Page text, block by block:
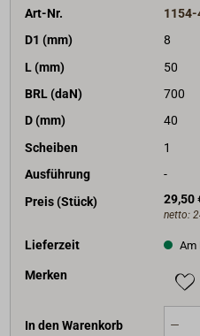
Der Wirbelschäkel kann per
Die Blöcke sind auch mit
Art-Nr.
1154-
D1 (mm)
8
L (mm)
50
BRL (daN)
700
D (mm)
40
Scheiben
1
Ausführung
-
Preis (Stück)
29,50
netto:
Lieferzeit Am
Merken
In den Warenkorb